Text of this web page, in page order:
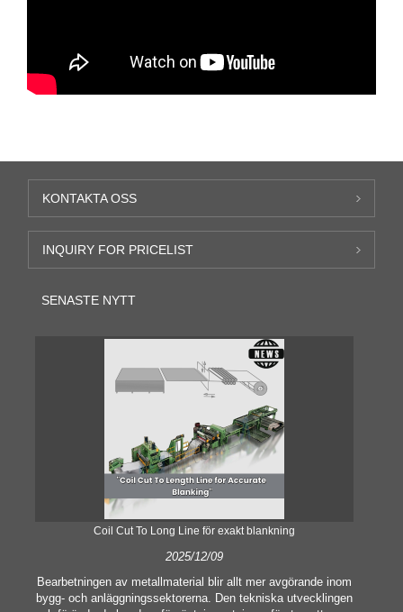
KONTAKTA OSS
INQUIRY FOR PRICELIST
SENASTE NYTT
Coil Cut To Long Line för exakt blankning
2025/12/09
Bearbetningen av metallmaterial blir allt mer avgörande inom
bygg- och anläggningssektorerna. Den tekniska utvecklingen